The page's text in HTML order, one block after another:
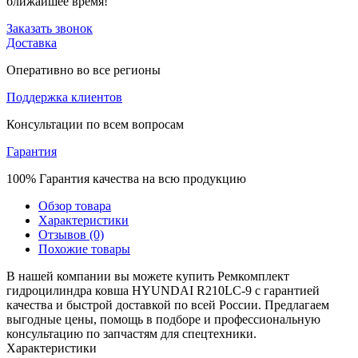
Заказать звонок
Доставка
Оперативно во все регионы
Поддержка клиентов
Консультации по всем вопросам
Гарантия
100% Гарантия качества на всю продукцию
Обзор товара
Характеристики
Отзывов (0)
Похожие товары
В нашей компании вы можете купить Ремкомплект
гидроцилиндра ковша HYUNDAI R210LC-9 с гарантией
качества и быстрой доставкой по всей России. Предлагаем
выгодные цены, помощь в подборе и профессиональную
консультацию по запчастям для спецтехники.
Характеристики